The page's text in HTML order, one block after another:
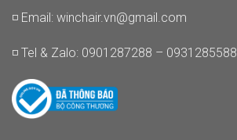
◽ Email: winchair.vn@gmail.com
◽ Tel & Zalo: 0901287288 – 0931285588